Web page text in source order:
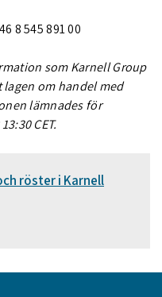
8 545 891 00
som Karnell Group
om handel med
lämnades för
CET.
röster i Karnell